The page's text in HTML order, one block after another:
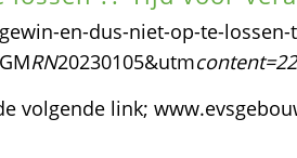
en-dus-niet-op-te-lossen-
RN20230105&utm
volgende link;